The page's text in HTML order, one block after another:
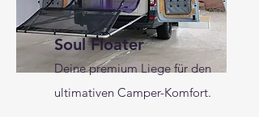
Soul Floater
Deine premium Liege für den
ultimativen Camper-Komfort.